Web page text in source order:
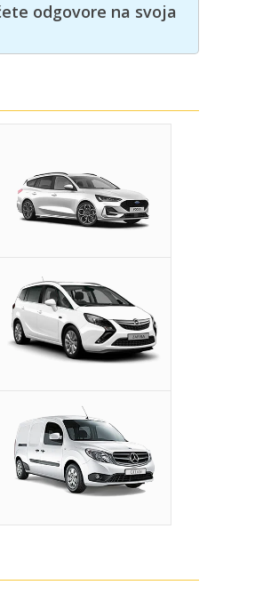
odgovore na svoja